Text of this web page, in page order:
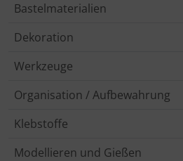
Bastelmaterialien
Dekoration
Werkzeuge
Organisation / Aufbewahrung
Klebstoffe
Modellieren und Gießen